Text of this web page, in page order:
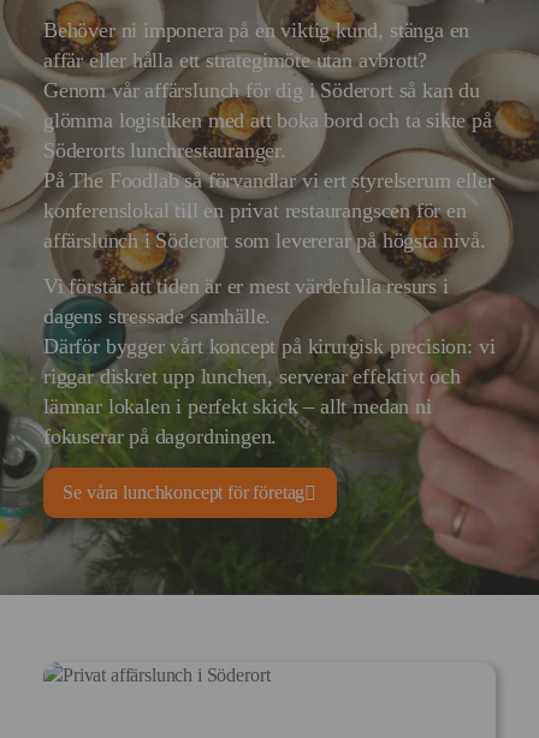
Behöver ni imponera på en viktig kund, stänga en
affär eller hålla ett strategimöte utan avbrott?
Genom vår affärslunch för dig i Söderort så kan du
glömma logistiken med att boka bord och ta sikte på
Söderorts lunchrestauranger.
På The Foodlab så förvandlar vi ert styrelserum eller
konferenslokal till en privat restaurangscen för en
affärslunch i Söderort som levererar på högsta nivå.
Vi förstår att tiden är er mest värdefulla resurs i
dagens stressade samhälle.
Därför bygger vårt koncept på kirurgisk precision: vi
riggar diskret upp lunchen, serverar effektivt och
lämnar lokalen i perfekt skick – allt medan ni
fokuserar på dagordningen.
Se våra lunchkoncept för företag